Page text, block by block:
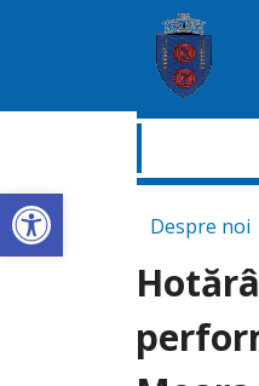
Deschide bara de unelte Despre noi